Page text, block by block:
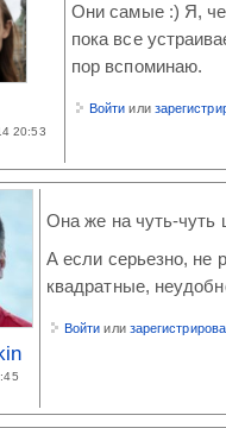
20:53
Они самые :) Я,
пока все
пор вспоминаю.
Войти или
Она же на чуть-чуть
А если серьезно, не
квадратные,
Войти или